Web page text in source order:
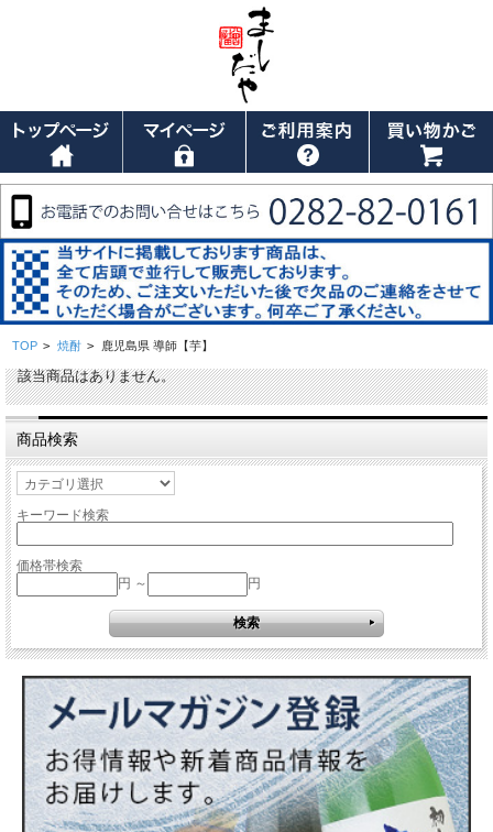
TOP > 焼酎 > 鹿児島県 導師【芋】
該当商品はありません。
商品検索
キーワード検索
価格帯検索
円 ～
円